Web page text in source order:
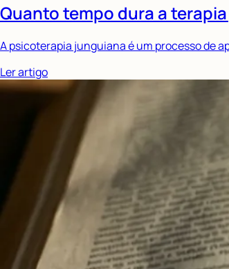
Quanto tempo dura a
A psicoterapia junguiana é um processo de
Ler artigo